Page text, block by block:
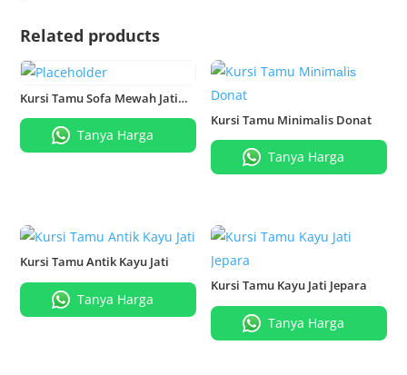
Related products
Kursi Tamu Sofa Mewah Jati
Sutana Kutai Kaltim
Tanya Harga
Kursi Tamu Minimalis Donat
Tanya Harga
Kursi Tamu Antik Kayu Jati
Tanya Harga
Kursi Tamu Kayu Jati Jepara
Tanya Harga